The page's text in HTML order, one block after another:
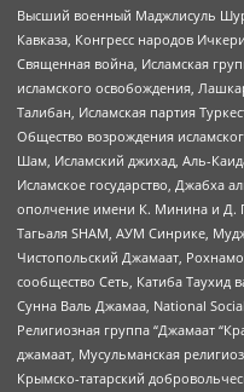
Высший военный Маджлисуль
Кавказа, Конгресс народов
Священная война, Исламская
исламского освобождения,
Талибан, Исламская партия
Общество возрождения
Шам, Исламский джихад, Аль-
Исламское государство, Джабха
ополчение имени К. Минина и Д.
Тагьаля SHAM, АУМ Синрике,
Чистопольский Джамаат,
сообщество Сеть, Катиба
Сунна Валь Джамаа, National
Религиозная группа “Джамаат
джамаат, Мусульманская
Крымско-татарский